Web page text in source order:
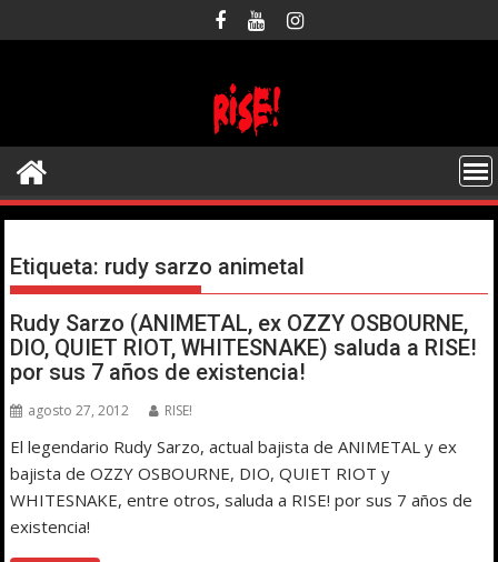
al
Etiqueta: rudy sarzo animetal
Rudy Sarzo (ANIMETAL, ex OZZY OSBOURNE,
DIO, QUIET RIOT, WHITESNAKE) saluda a RISE!
por sus 7 años de existencia!
agosto 27, 2012 RISE!
El legendario Rudy Sarzo, actual bajista de ANIMETAL y ex
bajista de OZZY OSBOURNE, DIO, QUIET RIOT y
WHITESNAKE, entre otros, saluda a RISE! por sus 7 años de
existencia!